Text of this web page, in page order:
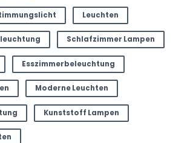
Leuchten
Schlafzimmer Lampen
Esszimmerbeleuchtung
Moderne Leuchten
Kunststoff Lampen